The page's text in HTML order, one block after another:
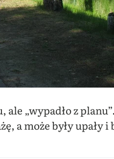
„wypadło z
a może były upały i